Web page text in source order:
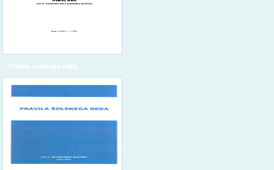
Pravila šolskega reda